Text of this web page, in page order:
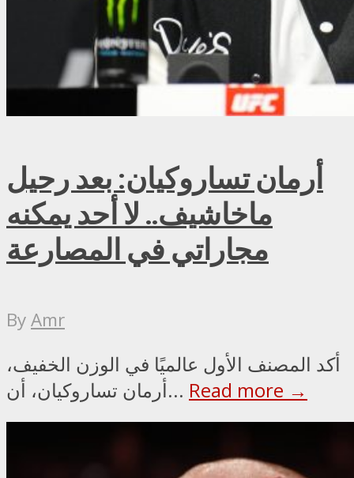
أرمان تساروكيان: بعد رحيل
ماخاشيف.. لا أحد يمكنه
مجاراتي في المصارعة
ByAmr
أكد المصنف الأول عالميًا في الوزن الخفيف،
أرمان تساروكيان، أن... Read more →